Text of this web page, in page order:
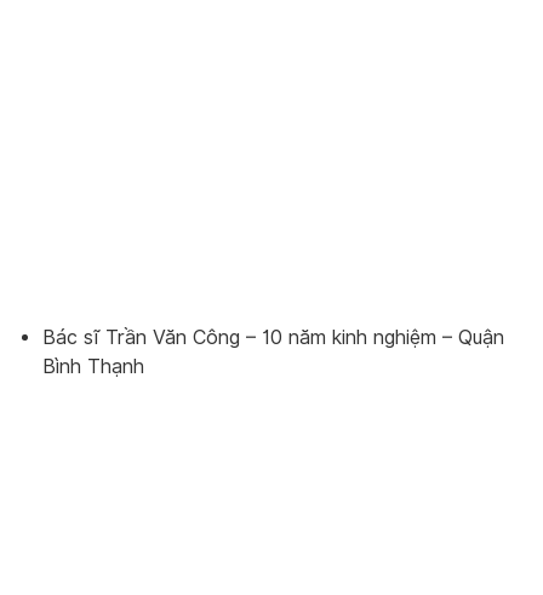
Bác sĩ Trần Văn Công – 10 năm kinh nghiệm – Quận
Bình Thạnh